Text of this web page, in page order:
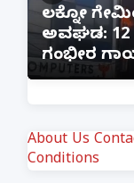
ಲಕ್ನೋ
ಅವಘಡ:
ಗಂಭೀರ
About Us
Conditions